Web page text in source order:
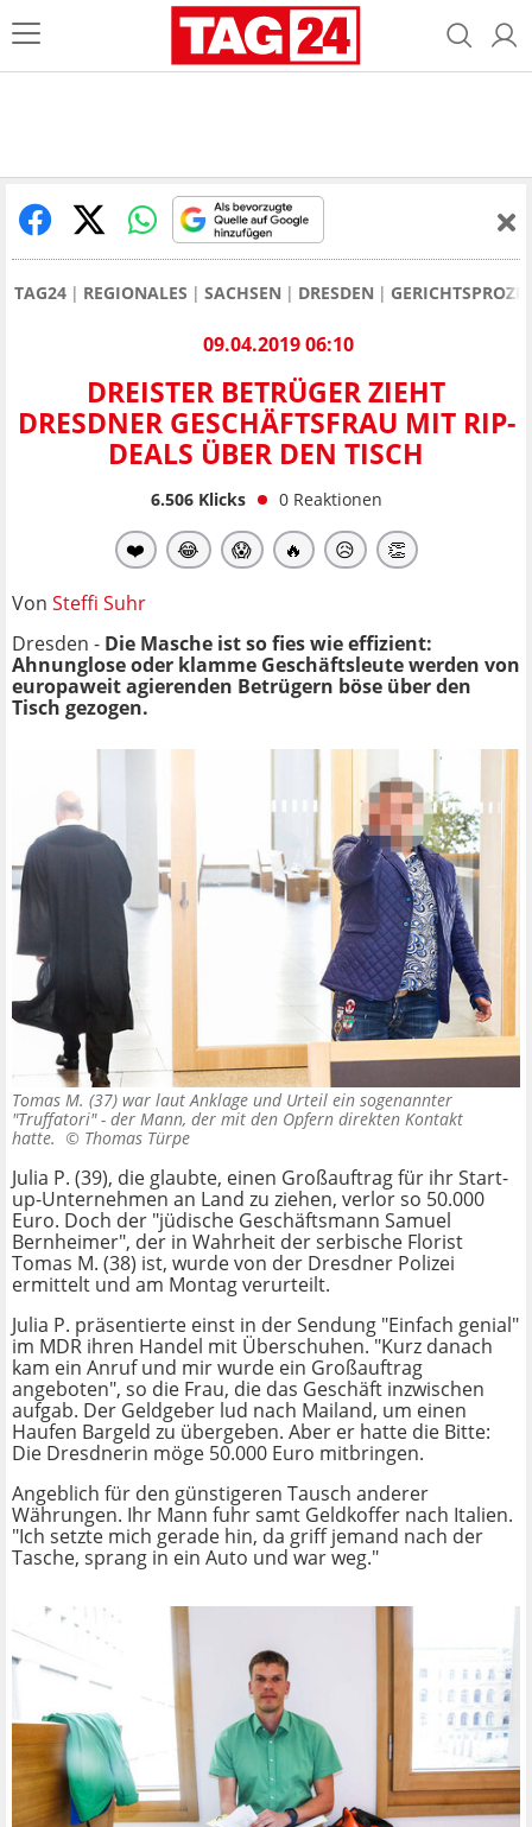
TAG24 REGIONALES SACHSEN DRESDEN
09.04.2019 06:10
DREISTER BETRÜGER ZIEHT
DRESDNER GESCHÄFTSFRAU MIT RIP-
DEALS ÜBER DEN TISCH
6.506Klicks 0 Reaktionen
❤️ 😂 😱 🔥 😥 👏
Von Steffi Suhr
Dresden - Die Masche ist so fies wie effizient:
Ahnunglose oder klamme Geschäftsleute werden von
europaweit agierenden Betrügern böse über den
Tisch gezogen.
Tomas M. (37) war laut Anklage und Urteil ein sogenannter
"Truffatori" - der Mann, der mit den Opfern direkten Kontakt
hatte. © Thomas Türpe
Julia P. (39), die glaubte, einen Großauftrag für ihr Start-
up-Unternehmen an Land zu ziehen, verlor so 50.000
Euro. Doch der "jüdische Geschäftsmann Samuel
Bernheimer", der in Wahrheit der serbische Florist
Tomas M. (38) ist, wurde von der Dresdner Polizei
ermittelt und am Montag verurteilt.
Julia P. präsentierte einst in der Sendung "Einfach genial"
im MDR ihren Handel mit Überschuhen. "Kurz danach
kam ein Anruf und mir wurde ein Großauftrag
angeboten", so die Frau, die das Geschäft inzwischen
aufgab. Der Geldgeber lud nach Mailand, um einen
Haufen Bargeld zu übergeben. Aber er hatte die Bitte:
Die Dresdnerin möge 50.000 Euro mitbringen.
Angeblich für den günstigeren Tausch anderer
Währungen. Ihr Mann fuhr samt Geldkoffer nach Italien.
"Ich setzte mich gerade hin, da griff jemand nach der
Tasche, sprang in ein Auto und war weg."